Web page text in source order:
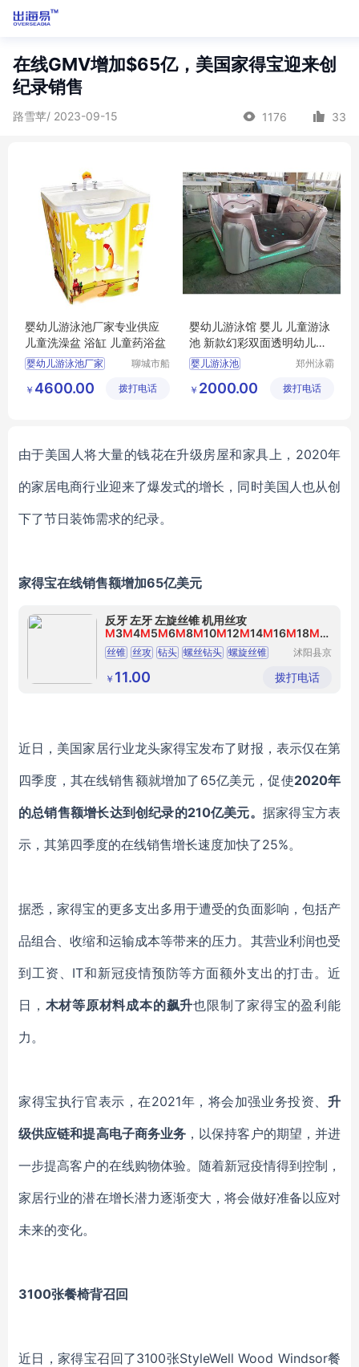
在线GMV增加$65亿，美国家得宝迎来创
纪录销售
路雪苹/ 2023-09-15 1176 33
婴幼儿游泳池厂家专业供应
儿童洗澡盆 浴缸 儿童药浴盆
婴幼儿游泳池厂家
婴幼儿浴缸
聊城市船
乐设备有
￥ 4600.00 拨打电话
婴幼儿游泳馆 婴儿 儿童游泳
池 新款幻彩双面透明幼儿一
体池
婴儿游泳池
婴幼儿游泳馆
郑州泳霸
有限公司
￥ 2000.00 拨打电话
由于美国人将大量的钱花在升级房屋和家具上， 2020年
的家居电商行业迎来了爆发式的增长，同时美国人也从创
下了节日装饰需求的纪录。
家得宝在线销售额增加65亿美元
反牙 左牙 左旋丝锥 机用丝攻
M3M4M5M6M8M10M12M14M16M18M2
0
丝锥 丝攻 钻头 螺丝钻头 螺旋丝锥
沭阳县京
心
￥ 11.00 拨打电话
近日，美国家居行业龙头家得宝发布了财报，表示仅在第
四季度，其在线销售额就增加了 65亿美元，促使2020年
的总销售额增长达到创纪录的210亿美元。 据家得宝方表
示，其第四季度的在线销售增长速度加快了25%。
据悉，家得宝的更多支出多用于遭受的负面影响，包括产
品组合、收缩和运输成本等带来的压力。其营业利润也受
到工资、 IT和新冠疫情预防等方面额外支出的打击。近
日， 木材等原材料成本的飙升也限制了家得宝的盈利能
力。
家得宝执行官表示，在2021年，将会加强业务投资、 升
级供应链和提高电子商务业务 ，以保持客户的期望，并进
一步提高客户的在线购物体验。随着新冠疫情得到控制，
家居行业的潜在增长潜力逐渐变大，将会做好准备以应对
未来的变化。
3100张餐椅背召回
近日，家得宝召回了3100张StyleWell Wood Windsor餐